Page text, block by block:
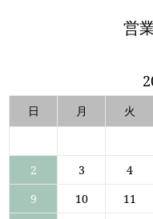
営
日 月 火
2
3 4
9
10 11